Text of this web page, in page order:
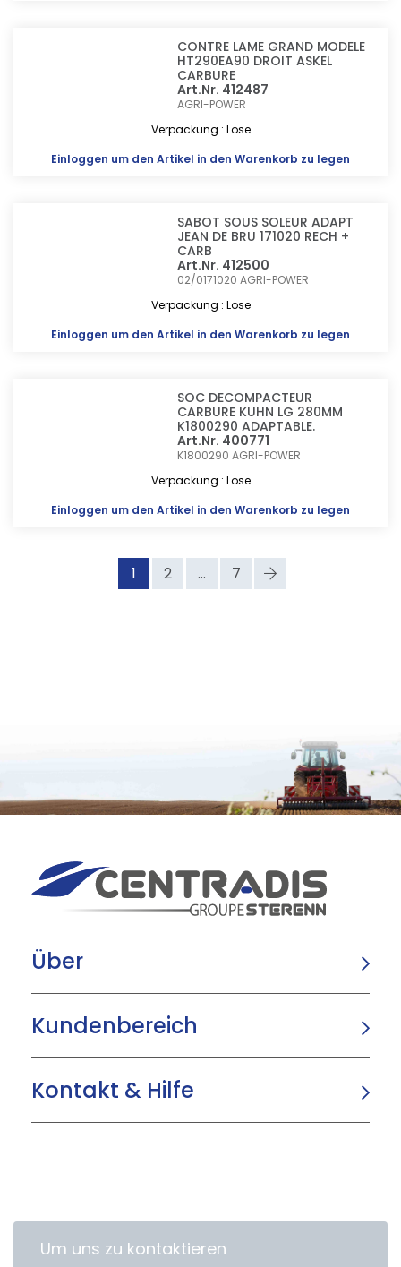
CONTRE LAME GRAND MODELE
HT290EA90 DROIT ASKEL
CARBURE
Art.Nr. 412487
AGRI-POWER
Verpackung : Lose
Einloggen um den Artikel in den Warenkorb zu legen
SABOT SOUS SOLEUR ADAPT
JEAN DE BRU 171020 RECH +
CARB
Art.Nr. 412500
02/0171020AGRI-POWER
Verpackung : Lose
Einloggen um den Artikel in den Warenkorb zu legen
SOC DECOMPACTEUR
CARBURE KUHN LG 280MM
K1800290 ADAPTABLE.
Art.Nr. 400771
K1800290AGRI-POWER
Verpackung : Lose
Einloggen um den Artikel in den Warenkorb zu legen
1 2 ... 7
Über
Kundenbereich
Kontakt & Hilfe
Um uns zu kontaktieren